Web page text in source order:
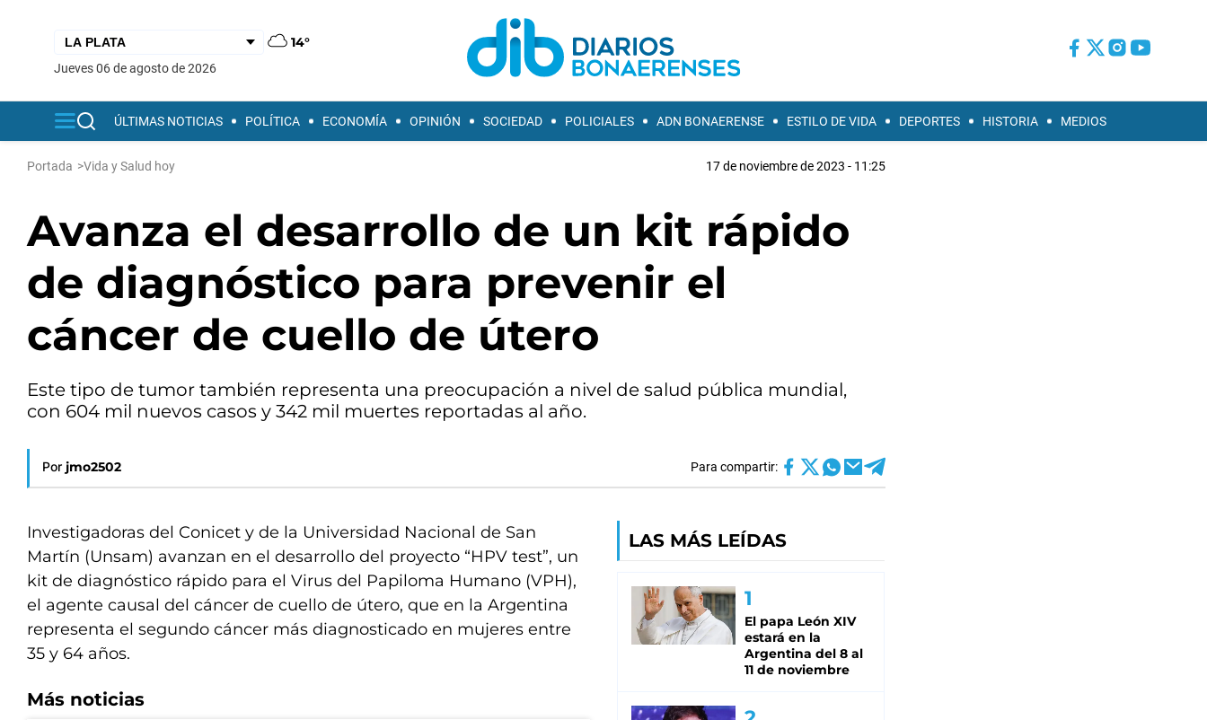
14°
jueves 06 de agosto de 2026
ÚLTIMAS NOTICIAS POLÍTICA ECONOMÍA OPINIÓN SOCIEDAD POLICIALES ADN BONAERENSE ESTILO DE VIDA DEPORTES HISTORIA MEDIOS
Portada >Vida y Salud hoy 17 de noviembre de 2023 - 11:25
Avanza el desarrollo de un kit rápido
de diagnóstico para prevenir el
cáncer de cuello de útero
Este tipo de tumor también representa una preocupación a nivel de salud pública mundial,
con 604 mil nuevos casos y 342 mil muertes reportadas al año.
Por jmo2502 Para compartir:
Investigadoras del Conicet y de la Universidad Nacional de San
Martín (Unsam) avanzan en el desarrollo del proyecto “HPV test”, un
kit de diagnóstico rápido para el Virus del Papiloma Humano (VPH),
el agente causal del cáncer de cuello de útero, que en la Argentina
representa el segundo cáncer más diagnosticado en mujeres entre
35 y 64 años.
Más noticias
LAS MÁS LEÍDAS
El papa León XIV
estará en la
Argentina del 8 al
11 de noviembre